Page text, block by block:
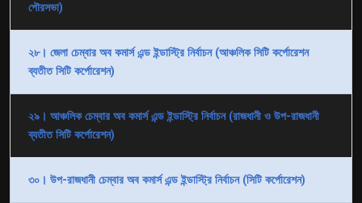
পৌরসভা)
২৮। জেলা চেম্বার অব কমার্স এন্ড ইন্ডাস্ট্রি নির্বাচন (আঞ্চলিক সিটি কর্পোরেশন
ব্যতীত সিটি কর্পোরেশন)
২৯। আঞ্চলিক চেম্বার অব কমার্স এন্ড ইন্ডাস্ট্রি নির্বাচন (রাজধানী ও উপ-রাজধানী
ব্যতীত সিটি কর্পোরেশন)
৩০। উপ-রাজধানী চেম্বার অব কমার্স এন্ড ইন্ডাস্ট্রি নির্বাচন (সিটি কর্পোরেশন)